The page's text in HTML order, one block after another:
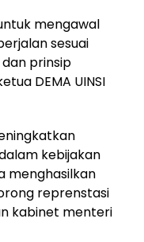
mengawal
sesuai
prinsip
DEMA UINSI
kebijakan
menghasilkan
reprenstasi
kabinet menteri